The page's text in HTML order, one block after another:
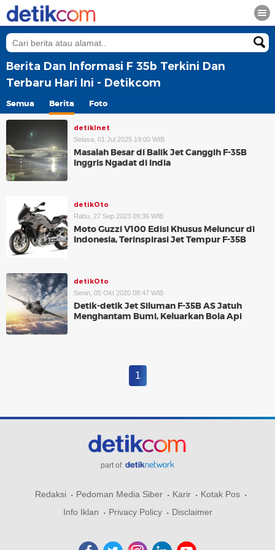
Berita Dan Informasi F 35b Terkini Dan
Terbaru Hari Ini - Detikcom
Semua Berita Foto
detikInet
Selasa, 01 Jul 2025 19:00 WIB
Masalah Besar di Balik Jet Canggih F-35B
Inggris Ngadat di India
detikOto
Rabu, 27 Sep 2023 09:36 WIB
Moto Guzzi V100 Edisi Khusus Meluncur di
Indonesia, Terinspirasi Jet Tempur F-35B
detikOto
Senin, 05 Okt 2020 08:47 WIB
Detik-detik Jet Siluman F-35B AS Jatuh
Menghantam Bumi, Keluarkan Bola Api
1
part of
Redaksi Pedoman Media Siber Karir
Kotak Pos
Info Iklan
Privacy Policy Disclaimer